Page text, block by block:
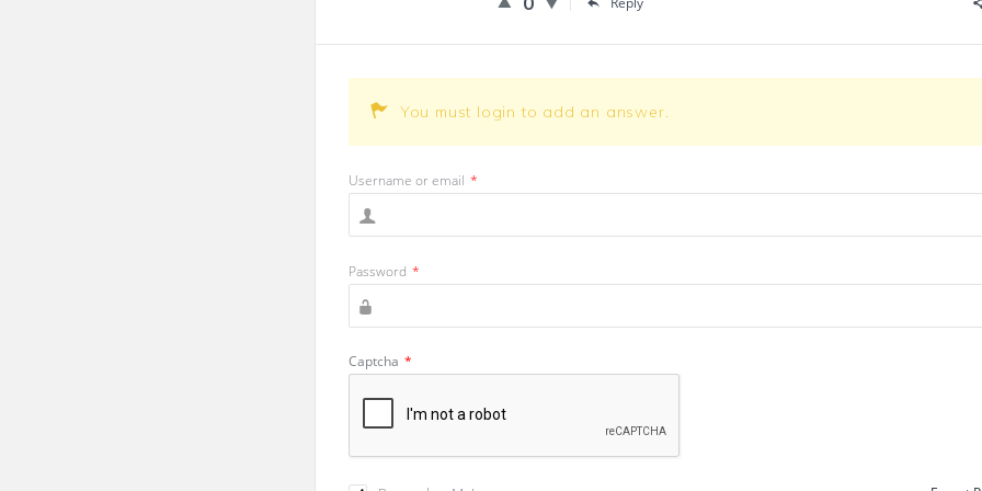
You must login to add an answer.
Username or email *
Password *
Captcha *